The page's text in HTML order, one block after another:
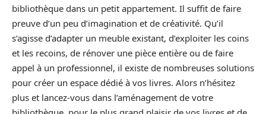
bibliothèque dans un petit appartement. Il suffit de faire
preuve d’un peu d’imagination et de créativité. Qu’il
s’agisse d’adapter un meuble existant, d’exploiter les coins
et les recoins, de rénover une pièce entière ou de faire
appel à un professionnel, il existe de nombreuses solutions
pour créer un espace dédié à vos livres. Alors n’hésitez
plus et lancez-vous dans l’aménagement de votre